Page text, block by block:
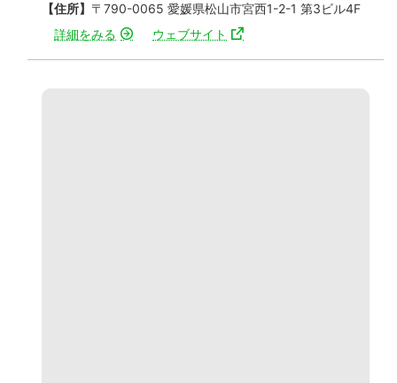
【住所】 〒790-0065 愛媛県松山市宮西1-2-1 第3ビル4F
詳細をみる
ウェブサイト